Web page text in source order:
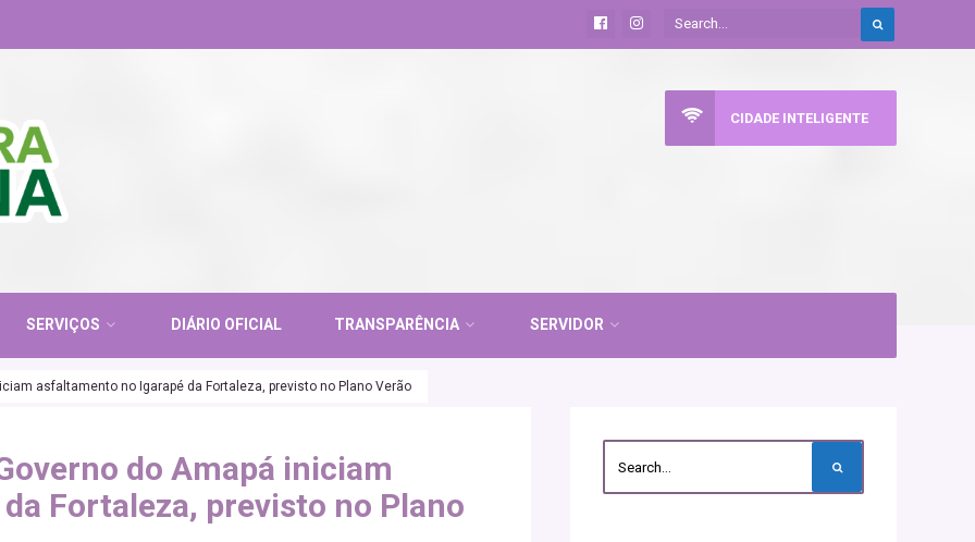
SERVIÇOS DIÁRIO OFICIAL TRANSPARÊNCIA SERVIDOR
CIDADE INTELIGENTE
asfaltamento no Igarapé da Fortaleza, previsto no Plano Verão
do Amapá iniciam
Fortaleza, previsto no Plano